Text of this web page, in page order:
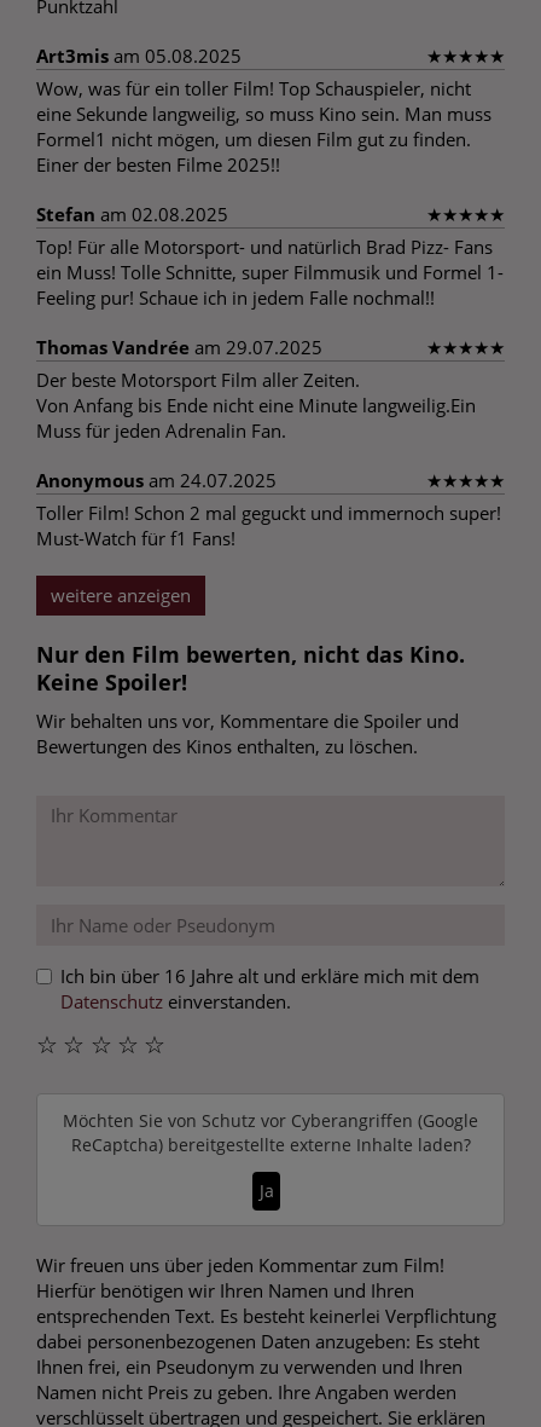
Punktzahl
Art3mis am 05.08.2025 ★★★★★
Wow, was für ein toller Film! Top Schauspieler, nicht
eine Sekunde langweilig, so muss Kino sein. Man muss
Formel1 nicht mögen, um diesen Film gut zu finden.
Einer der besten Filme 2025!!
Stefan am 02.08.2025 ★★★★★
Top! Für alle Motorsport- und natürlich Brad Pizz- Fans
ein Muss! Tolle Schnitte, super Filmmusik und Formel 1-
Feeling pur! Schaue ich in jedem Falle nochmal!!
Thomas Vandrée am 29.07.2025 ★★★★★
Der beste Motorsport Film aller Zeiten.
Von Anfang bis Ende nicht eine Minute langweilig.Ein
Muss für jeden Adrenalin Fan.
Anonymous am 24.07.2025 ★★★★★
Toller Film! Schon 2 mal geguckt und immernoch super!
Must-Watch für f1 Fans!
weitere anzeigen
Nur den Film bewerten, nicht das Kino.
Keine Spoiler!
Wir behalten uns vor, Kommentare die Spoiler und
Bewertungen des Kinos enthalten, zu löschen.
Ich bin über 16 Jahre alt und erkläre mich mit dem
Datenschutz einverstanden.
☆
☆
☆
☆
☆
Möchten Sie von Schutz vor Cyberangriffen (Google
ReCaptcha)bereitgestellte externe Inhalte laden?
Ja
Wir freuen uns über jeden Kommentar zum Film!
Hierfür benötigen wir Ihren Namen und Ihren
entsprechenden Text. Es besteht keinerlei Verpflichtung
dabei personenbezogenen Daten anzugeben: Es steht
Ihnen frei, ein Pseudonym zu verwenden und Ihren
Namen nicht Preis zu geben. Ihre Angaben werden
verschlüsselt übertragen und gespeichert. Sie erklären